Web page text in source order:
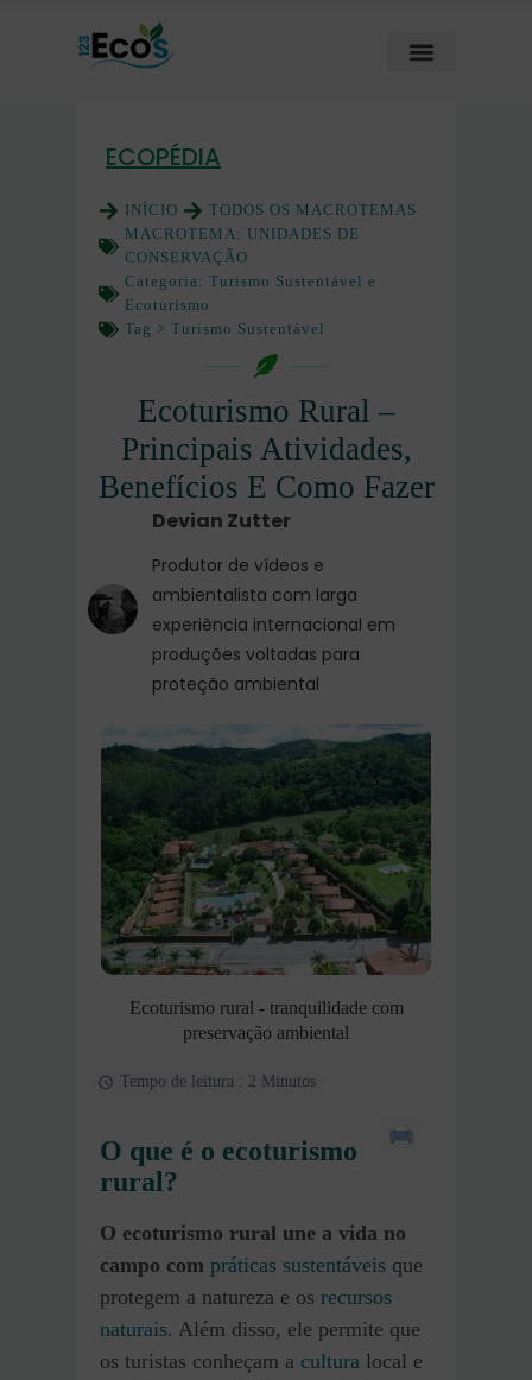
ECOPÉDIA
INÍCIO
TODOS OS MACROTEMAS
MACROTEMA: UNIDADES DE
CONSERVAÇÃO
Categoria: Turismo Sustentável e
Ecoturismo
Tag > Turismo Sustentável
Ecoturismo Rural –
Principais Atividades,
Benefícios E Como Fazer
Devian Zutter
Produtor de vídeos e
ambientalista com larga
experiência internacional em
produções voltadas para
proteção ambiental
Ecoturismo rural - tranquilidade com
preservação ambiental
Tempo de leitura : 2 Minutos
O que é o ecoturismo
rural?
O ecoturismo rural une a vida no
campo com práticas sustentáveis que
protegem a natureza e os recursos
naturais. Além disso, ele permite que
os turistas conheçam a cultura local e